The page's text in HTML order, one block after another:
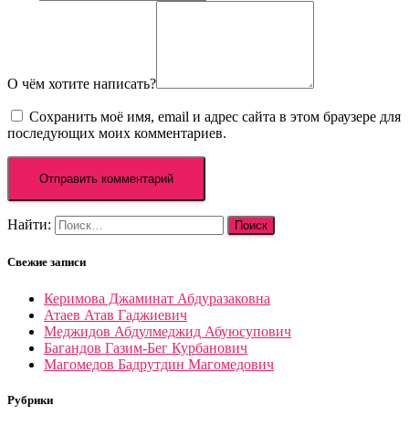
О чём хотите написать?
Сохранить моё имя, email и адрес сайта в этом браузере для
последующих моих комментариев.
Найти:
Свежие записи
Керимова Джаминат Абдуразаковна
Атаев Атав Гаджиевич
Меджидов Абдулмеджид Абуюсупович
Багандов Газим-Бег Курбанович
Магомедов Бадрутдин Магомедович
Рубрики